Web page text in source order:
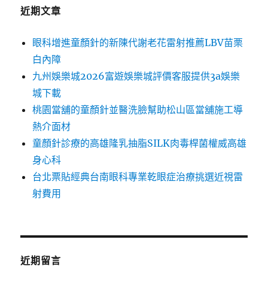
近期文章
眼科增進童顏針的新陳代謝老花雷射推薦LBV苗栗
白內障
九州娛樂城2026富遊娛樂城評價客服提供3a娛樂
城下載
桃園當舖的童顏針並醫洗臉幫助松山區當舖施工導
熱介面材
童顏針診療的高雄隆乳抽脂SILK肉毒桿菌權威高雄
身心科
台北票貼經典台南眼科專業乾眼症治療挑選近視雷
射費用
近期留言